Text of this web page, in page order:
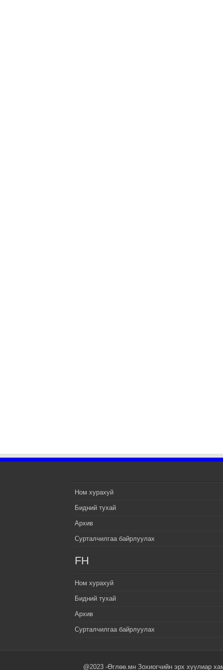
Ном хурахуй
Бидний тухай
Архив
Сурталчилгаа байрлуулах
FH
Ном хурахуй
Бидний тухай
Архив
Сурталчилгаа байрлуулах
@2023 -Өглөө.мн Зохиогчийн эрх хуулиар